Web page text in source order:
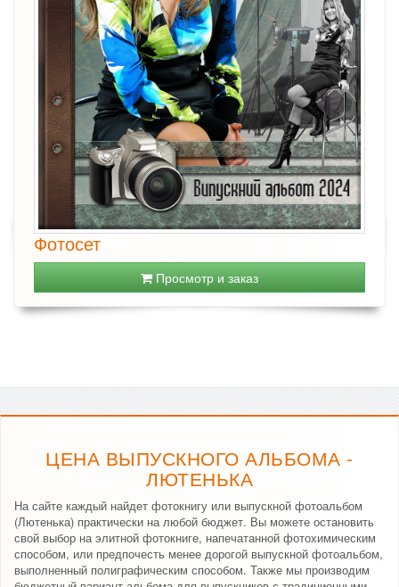
Фотосет
Просмотр и заказ
ЦЕНА ВЫПУСКНОГО АЛЬБОМА -
ЛЮТЕНЬКА
На сайте каждый найдет фотокнигу или выпускной фотоальбом
(Лютенька) практически на любой бюджет. Вы можете остановить
свой выбор на элитной фотокниге, напечатанной фотохимическим
способом, или предпочесть менее дорогой выпускной фотоальбом,
выполненный полиграфическим способом. Также мы производим